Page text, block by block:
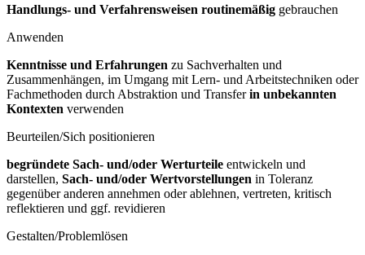
Handlungs- und Verfahrensweisen routinemäßig gebrauchen
Anwenden
Kenntnisse und Erfahrungen zu Sachverhalten und
Zusammenhängen, im Umgang mit Lern- und Arbeitstechniken oder
Fachmethoden durch Abstraktion und Transferin unbekannten
Kontexten verwenden
Beurteilen/Sich positionieren
begründete Sach- und/oder Werturteile entwickeln und
darstellen, Sach- und/oder Wertvorstellungen in Toleranz
gegenüber anderen annehmen oder ablehnen, vertreten, kritisch
reflektieren und ggf. revidieren
Gestalten/Problemlösen